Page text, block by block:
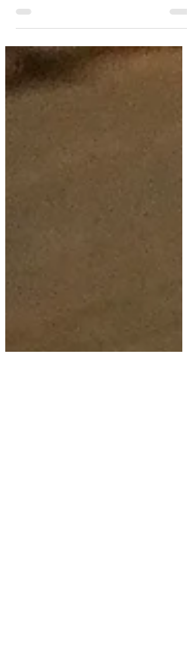
毎度大遅刻音楽日記です。 許してく
れ〜〜〜〜〜〜〜最近はずっとくたばって
稿日の昼までには書きあがってるんですよ
(言い訳)。 ブログに起こすのが億劫で、毎回
数日後の深夜に編集している……………。...